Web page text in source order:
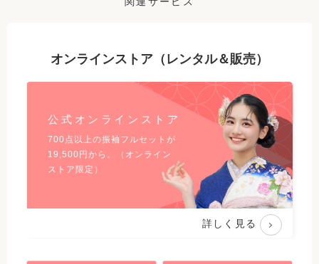
オンラインストア（レンタル＆販売）
公式オンラインストア
700点以上の振袖フルセットが
19,500 円から。（オンライン
ストア限定）
詳しく見る